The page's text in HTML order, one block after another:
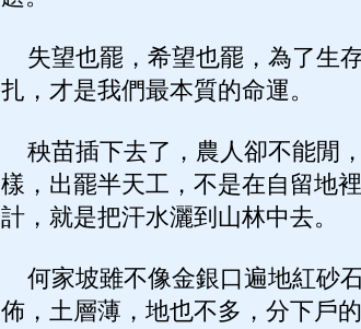
失望也罷，希望也罷，為了生
扎，才是我們最本質的命運。
秧苗插下去了，農人卻不能閒
樣，出罷半天工，不是在自留地
計，就是把汗水灑到山林中去。
何家坡雖不像金銀口遍地紅砂
佈，土層薄，地也不多，分下戶